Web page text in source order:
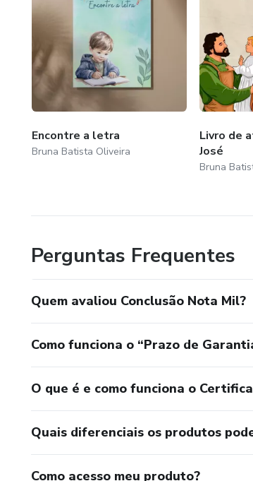
Encontre a letra
Bruna Batista Oliveira
Livro de
José
Bruna
Perguntas Frequentes
Quem avaliou Conclusão Nota Mil?
Como funciona o “Prazo de
O que é e como funciona o
Quais diferenciais os produtos
Como acesso meu produto?